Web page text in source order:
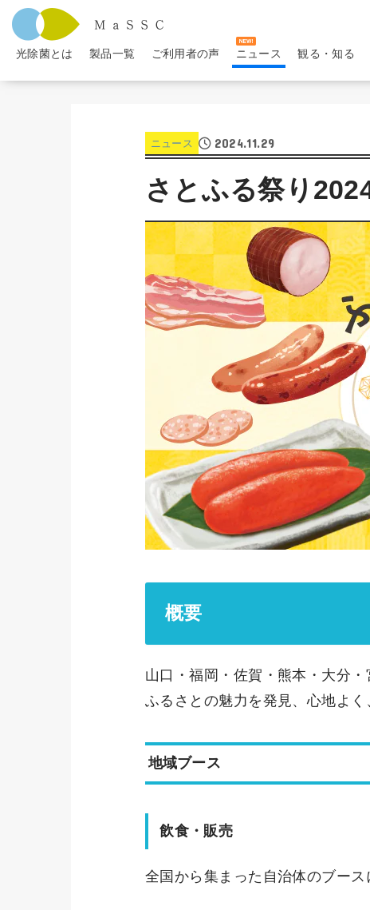
光除菌とは 製品一覧 ご利用者の声 ニュース 観る・知る
ニュース 2024.11.29
さとふる祭り
概要
山口・福岡・佐賀・熊本・大分
ふるさとの魅力を発見、心地よ
地域ブース
飲食・販売
全国から集まった自治体のブー